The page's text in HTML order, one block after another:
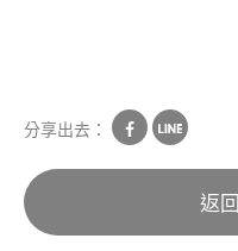
分享出去：
返